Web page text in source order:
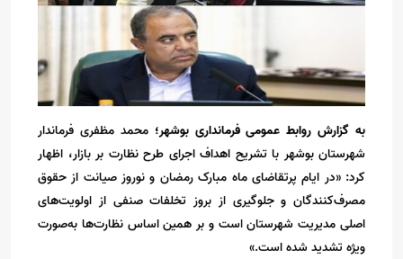
به گزارش روابط عمومی فرمانداری بوشهر؛ محمد مظفری فرماندار
شهرستان بوشهر با تشریح اهداف اجرای طرح نظارت بر بازار، اظهار
کرد: «در ایام پرتقاضای ماه مبارک رمضان و نوروز صیانت از حقوق
مصرف‌کنندگان و جلوگیری از بروز تخلفات صنفی از اولویت‌های
اصلی مدیریت شهرستان است و بر همین اساس نظارت‌ها به‌صورت
ویژه تشدید شده است.»